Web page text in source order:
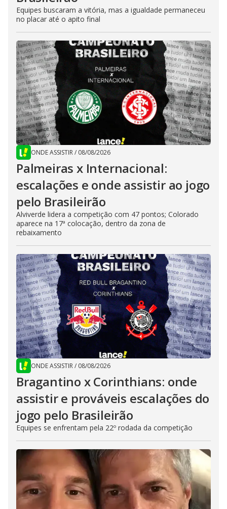
Equipes buscaram a vitória, mas a igualdade permaneceu
no placar até o apito final
ONDE ASSISTIR/ 08/08/2026
Palmeiras x Internacional:
escalações e onde assistir ao jogo
pelo Brasileirão
Alviverde lidera a competição com 47 pontos; Colorado
aparece na 17ª colocação, dentro da zona de
rebaixamento
ONDE ASSISTIR/ 08/08/2026
Bragantino x Corinthians: onde
assistir e prováveis escalações do
jogo pelo Brasileirão
Equipes se enfrentam pela 22º rodada da competição